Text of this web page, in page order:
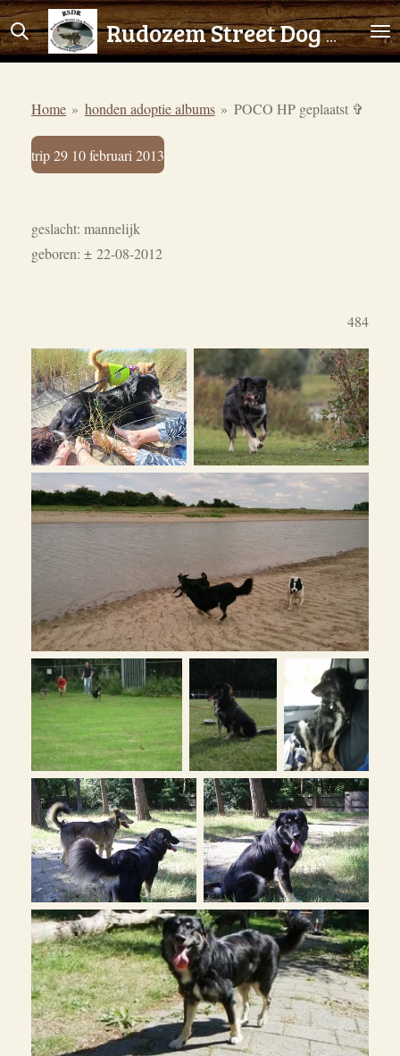
Ga
direct
hoofdinhoud
Rudozem Street Dog Rescue
Home » honden adoptie albums » POCO HP geplaatst ✞
trip 29 10 februari 2013
geslacht: mannelijk
geboren: ± 22-08-2012
484